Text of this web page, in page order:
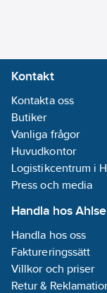
artikelnr:
Materialklass
Kontakt
Kontakta oss
Butiker
Vanliga frågor
Huvudkontor
Logistikcentrum i
Press och media
Handla hos
Handla hos oss
Faktureringssätt
Villkor och priser
Retur &